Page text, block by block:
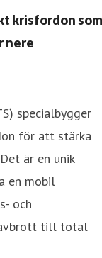
krisfordon som
nere
specialbygger
för att stärka
är en unik
en mobil
och
till total